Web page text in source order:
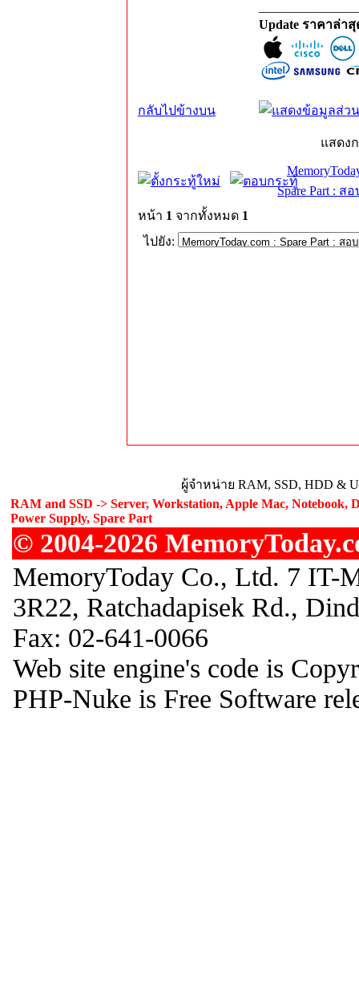
Update ราคาล่า
กลับไปข้างบน
แสดง
Spare Part : ส
หน้า 1 จากทั้งหมด 1
ไปยัง:
ผู้จำหน่าย RAM, SSD, HDD &
RAM and SSD -> Server, Workstation, Apple Mac, Notebook,
Power Supply, Spare Part
© 2004-2026
MemoryToday Co., Ltd. 7 IT-
3R22, Ratchadapisek Rd.,
Fax: 02-641-0066
Web site engine's code is
PHP-Nuke is Free Software